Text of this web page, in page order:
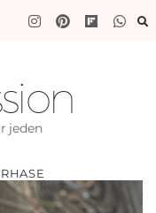
jeden